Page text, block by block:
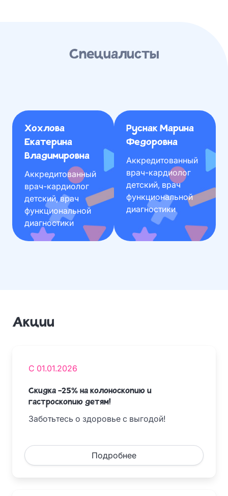
Специалисты
Хохлова
Екатерина
Владимировна
Аккредитованный
врач-кардиолог
детский, врач
функциональной
диагностики
Руснак Марина
Федоровна
Аккредитованный
врач-кардиолог
детский, врач
функциональной
диагностики
Акции
С 01.01.2026
Скидка -25% на колоноскопию и
гастроскопию детям!
Заботьтесь о здоровье с выгодой!
Подробнее